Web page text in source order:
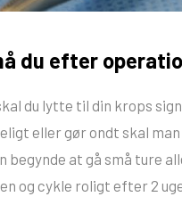
du efter
du lytte til din krops
eller gør ondt skal
begynde at gå små ture
og cykle roligt efter 2